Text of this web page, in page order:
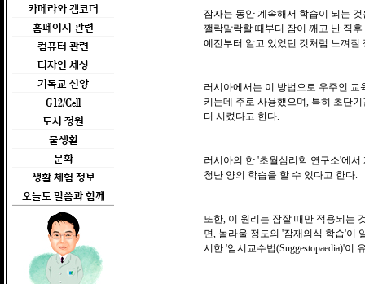
카메라와 캠코더
홈페이지 관련
컴퓨터 관련
디자인 세상
기독교 신앙
G12/Cell
도시 정원
물생활
문화
생활 체험 정보
오늘도 말씀과 함께
잠자는 동안 계속해서 학습이 되는
깰락말락할 때부터 잠이 깨고 난 직
예전부터 알고 있었던 것처럼 느껴
러시아에서는 이 방법으로 우주인
키는데 주로 사용했으며, 특히 초단
터 시켰다고 한다.
러시아의 한 '초월심리학 연구소'에
청난 양의 학습을 할 수 있다고 한다.
또한, 이 원리는 잠잘 때만 적용되는
면, 놀라울 정도의 '잠재의식 학습'이
시한 '암시교수법(Suggestopaedia)'이